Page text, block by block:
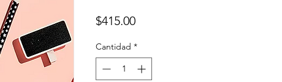
$415.00Precio
Cantidad *